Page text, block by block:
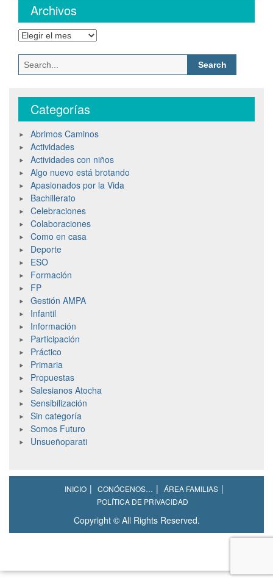
Archivos
Categorías
Abrimos Caminos
Actividades
Actividades con niños
Algo nuevo está brotando
Apasionados por la Vida
Bachillerato
Celebraciones
Colaboraciones
Como en casa
Deporte
ESO
Formación
FP
Gestión AMPA
Infantil
Información
Participación
Práctico
Primaria
Propuestas
Salesianos Atocha
Sensibilización
Sin categoría
Somos Futuro
Unsueñoparati
INICIO CONÓCENOS…
ÁREA FAMILIAS
POLÍTICA DE PRIVACIDAD
Copyright © All Rights Reserved.